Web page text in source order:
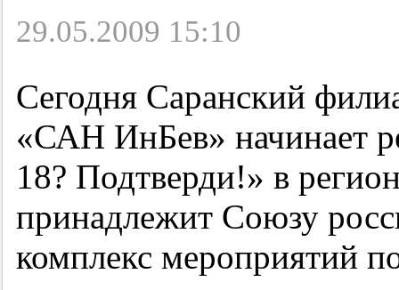
29.05.2009 15:10
Сегодня Саранский
«САН ИнБев» начинает
18? Подтверди!» в
принадлежит Союзу
комплекс мероприятий